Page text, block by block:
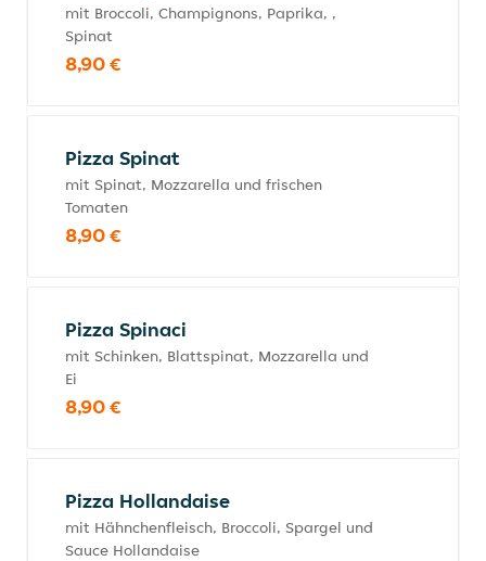
mit Broccoli, Champignons, Paprika, ,
Spinat
8,90 €
Pizza Spinat
mit Spinat, Mozzarella und frischen
Tomaten
8,90 €
Pizza Spinaci
mit Schinken, Blattspinat, Mozzarella und
Ei
8,90 €
Pizza Hollandaise
mit Hähnchenfleisch, Broccoli, Spargel und
Sauce Hollandaise